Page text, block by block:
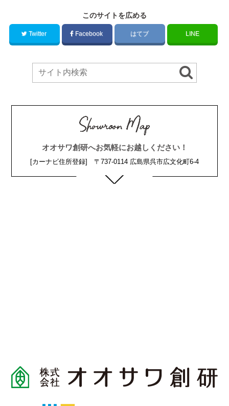
このサイトを広める
Twitter Facebook はてブ LINE
オオサワ創研へお気軽にお越しください！
[カーナビ住所登録] 〒737-0114 広島県呉市広文化町6-4